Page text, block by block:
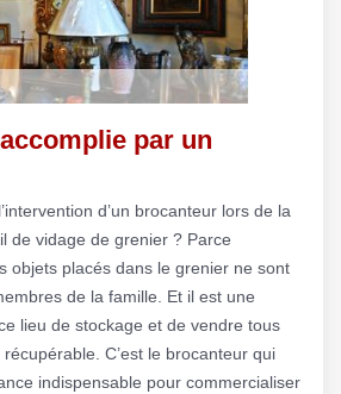
par un
d’un brocanteur lors de la
de vidage de grenier ? Parce
objets placés dans le grenier ne sont
de la famille. Et il est une
lieu de stockage et de vendre tous
C’est le brocanteur qui
indispensable pour commercialiser